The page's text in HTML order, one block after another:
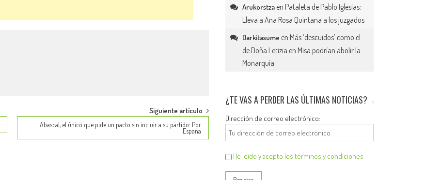
Siguiente artículo
Abascal, el único que pide un pacto sin incluir a su partido: Por
España
Arukorstza en Pataleta de Pablo Iglesias:
Lleva a Ana Rosa Quintana a los juzgados
Darkitasume en Más ‘descuidos’ como el
de Doña Letizia en Misa podrían abolir la
Monarquía
¿TE VAS A PERDER LAS ÚLTIMAS NOTICIAS?
Dirección de correo electrónico:
He leído y acepto los términos y condiciones